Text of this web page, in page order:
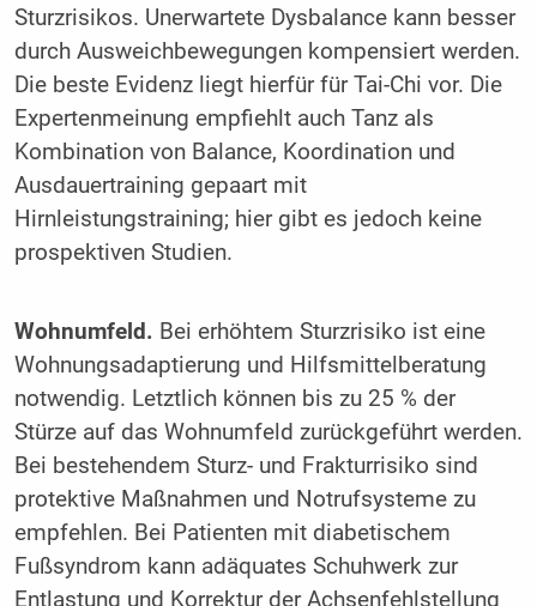
Sturzrisikos. Unerwartete Dysbalance kann besser
durch Ausweichbewegungen kompensiert werden.
Die beste Evidenz liegt hierfür für Tai-Chi vor. Die
Expertenmeinung empfiehlt auch Tanz als
Kombination von Balance, Koordination und
Ausdauertraining gepaart mit
Hirnleistungstraining; hier gibt es jedoch keine
prospektiven Studien.
Wohnumfeld. Bei erhöhtem Sturzrisiko ist eine
Wohnungsadaptierung und Hilfsmittelberatung
notwendig. Letztlich können bis zu 25 % der
Stürze auf das Wohnumfeld zurückgeführt werden.
Bei bestehendem Sturz- und Frakturrisiko sind
protektive Maßnahmen und Notrufsysteme zu
empfehlen. Bei Patienten mit diabetischem
Fußsyndrom kann adäquates Schuhwerk zur
Entlastung und Korrektur der Achsenfehlstellung